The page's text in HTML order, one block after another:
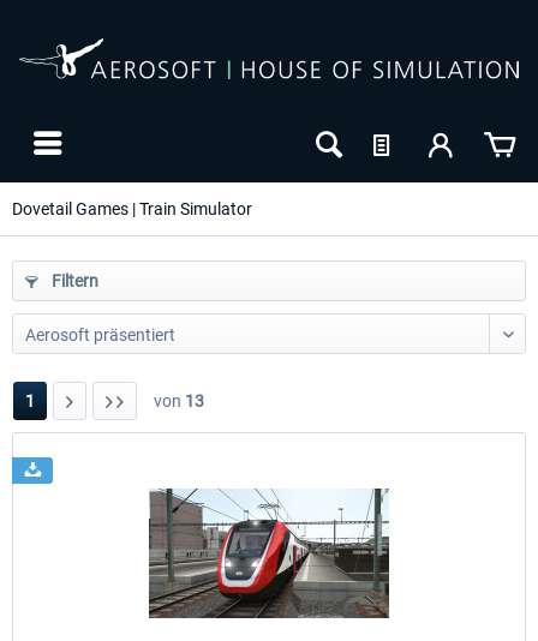
Dovetail Games | Train Simulator
Filtern
1 von 13